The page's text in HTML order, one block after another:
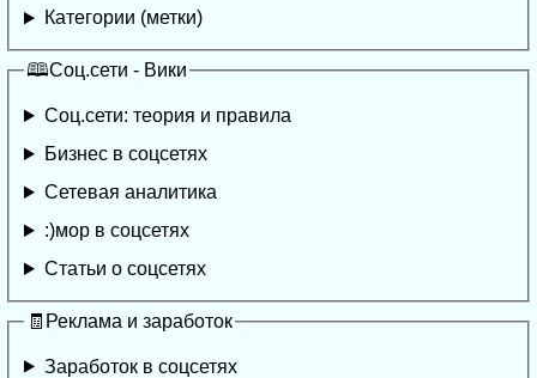
Категории (метки)
🕮Соц.сети - Вики
Соц.сети: теория и правила
Бизнес в соцсетях
Сетевая аналитика
:)мор в соцсетях
Статьи о соцсетях
🧾Реклама и заработок
Заработок в соцсетях